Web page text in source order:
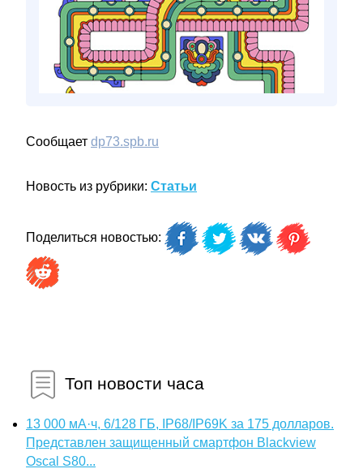
Сообщает dp73.spb.ru
Новость из рубрики: Статьи
Поделиться новостью:
Топ новости часа
13 000 мА·ч, 6/128 ГБ, IP68/IP69K за 175 долларов.
Представлен защищенный смартфон Blackview
Oscal S80...